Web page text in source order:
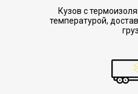
Кузов с
температурой,